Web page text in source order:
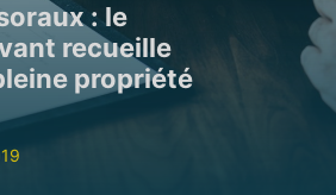
: le
recueille
propriété